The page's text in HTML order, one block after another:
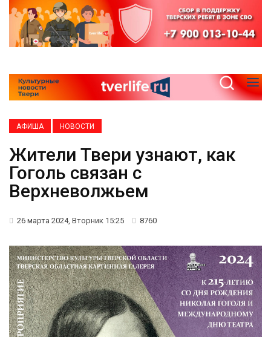
АФИША НОВОСТИ
Жители Твери узнают, как
Гоголь связан с
Верхневолжьем
26 марта 2024, Вторник 15:25 8760